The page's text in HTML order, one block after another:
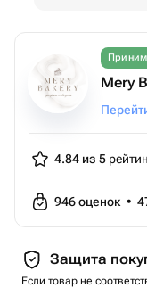
Mery
4.84 из 5
946оценок •
Защита
Если товар не